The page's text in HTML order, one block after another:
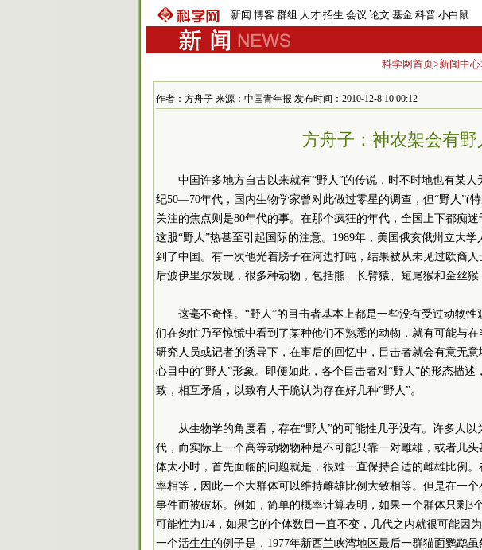
新闻 博客 群组 人才 招生 会议 论文 基金 科普 小白鼠
科学网首页>新闻中心
作者：方舟子 来源：中国青年报 发布时间：2010-12-8 10:00:12
方舟子：神农架会有野
中国许多地方自古以来就有“野人”的传说，时不时地也有某
纪50—70年代，国内生物学家曾对此做过零星的调查，但“野人”(
关注的焦点则是80年代的事。在那个疯狂的年代，全国上下都痴迷
这股“野人”热甚至引起国际的注意。1989年，美国俄亥俄州立大学
到了中国。有一次他光着膀子在河边打盹，结果被从未见过欧裔
后波伊里尔发现，很多种动物，包括熊、长臂猿、短尾猴和金丝猴
这毫不奇怪。“野人”的目击者基本上都是一些没有受过动物
们在匆忙乃至惊慌中看到了某种他们不熟悉的动物，就有可能与
研究人员或记者的诱导下，在事后的回忆中，目击者就会有意无
心目中的“野人”形象。即便如此，各个目击者对“野人”的形态描
致，相互矛盾，以致有人干脆认为存在好几种“野人”。
从生物学的角度看，存在“野人”的可能性几乎没有。许多人
代，而实际上一个高等动物物种是不可能只靠一对雌雄，或者几
体太小时，首先面临的问题就是，很难一直保持合适的雌雄比例
率相等，因此一个大群体可以维持雌雄比例大致相等。但是在一
事件而被破坏。例如，简单的概率计算表明，如果一个群体只剩3
可能性为1/4，如果它的个体数目一直不变，几代之内就很可能因
一个活生生的例子是，1977年新西兰峡湾地区最后一群猫面鹦鹉虽